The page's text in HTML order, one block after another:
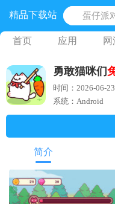
精品下载站
蛋仔派
奥特
地铁跑
网易光
黎明觉
首页 应用 网
勇敢猫咪们
时间：2026-06-
系统：Android
简介